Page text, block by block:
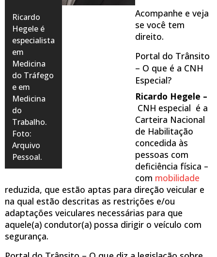
Ricardo
Hegele é
especialista
em
Medicina
do Tráfego
e em
Medicina
do
Trabalho.
Foto:
Arquivo
Pessoal.
Acompanhe e veja
se você tem
direito.
Portal do Trânsito
– O que é a CNH
Especial?
Ricardo Hegele –
CNH especial é a
Carteira Nacional
de Habilitação
concedida às
pessoas com
deficiência física –
com mobilidade
reduzida, que estão aptas para direção veicular e
na qual estão descritas as restrições e/ou
adaptações veiculares necessárias para que
aquele(a) condutor(a) possa dirigir o veículo com
segurança.